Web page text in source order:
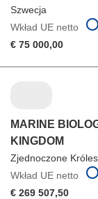
Szwecja
Wkład UE netto
€ 75 000,00
MARINE
KINGDOM
Zjednoczone
Wkład UE netto
€ 269 507,50